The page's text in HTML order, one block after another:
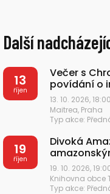
Další
13
říjen
Večer s
povídání o
13. 10. 2026,
Maitrea, Praha
Typ akce:
19
říjen
Divoká
19. 10. 2026,
Knihovna obce
Typ akce: